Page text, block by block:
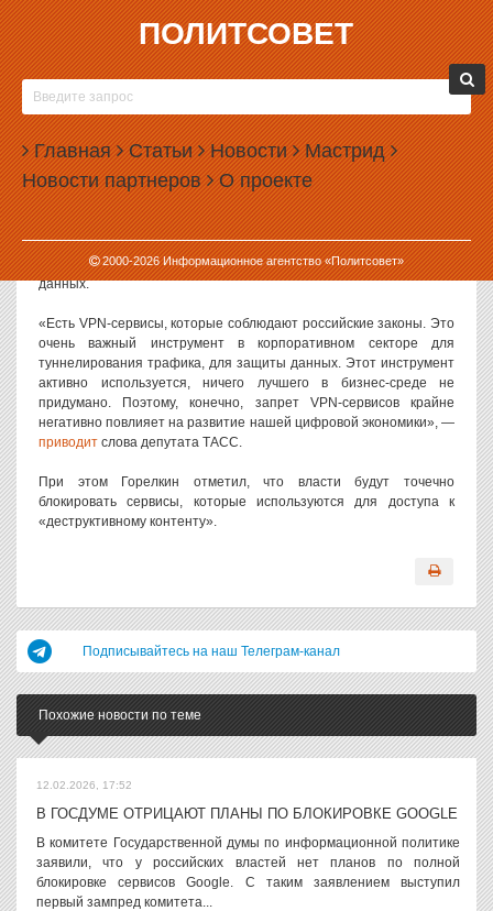
ПОЛИТСОВЕТ
Главная Статьи Новости Мастрид
Новости партнеров О проекте
2000-2026Информационное агентство «Политсовет»
25.03.2026, 13:36
В ГОСДУМЕ ПООБЕЩАЛИ НЕ ВВОДИТЬ
ПОЛНЫЙ ЗАПРЕТ VPN
В комитете Государственной думы по информационной политике
заявили, что власти не рассматривают вопрос о полном запрете
VPN-сервисов.
Как заявил первый зампред комитета Антон Горелкин, такие
сервисы используются российскими предприятиями для защиты
данных.
«Есть VPN-сервисы, которые соблюдают российские законы. Это
очень важный инструмент в корпоративном секторе для
туннелирования трафика, для защиты данных. Этот инструмент
активно используется, ничего лучшего в бизнес-среде не
придумано. Поэтому, конечно, запрет VPN-сервисов крайне
негативно повлияет на развитие нашей цифровой экономики», —
приводит слова депутата ТАСС.
При этом Горелкин отметил, что власти будут точечно
блокировать сервисы, которые используются для доступа к
«деструктивному контенту».
Подписывайтесь на наш Телеграм-канал
Похожие новости по теме
12.02.2026, 17:52
В ГОСДУМЕ ОТРИЦАЮТ ПЛАНЫ ПО БЛОКИРОВКЕ GOOGLE
В комитете Государственной думы по информационной политике
заявили, что у российских властей нет планов по полной
блокировке сервисов Google. С таким заявлением выступил
первый зампред комитета...